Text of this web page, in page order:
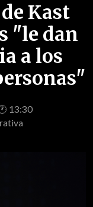
Kast
"le dan
a los
13:30